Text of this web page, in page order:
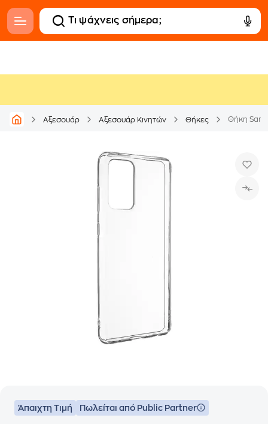
Αξεσουάρ Αξεσουάρ Κινητών Θήκες Θήκη
Άπαιχτη Τιμή Πωλείται από Public Partner